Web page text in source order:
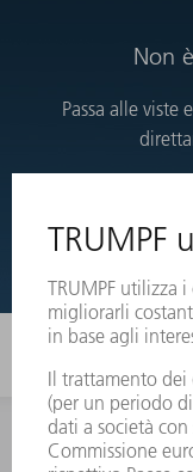
Non
Passa alle viste